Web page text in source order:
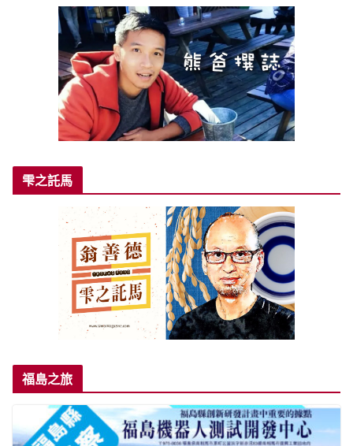
雫之託馬
福島之旅